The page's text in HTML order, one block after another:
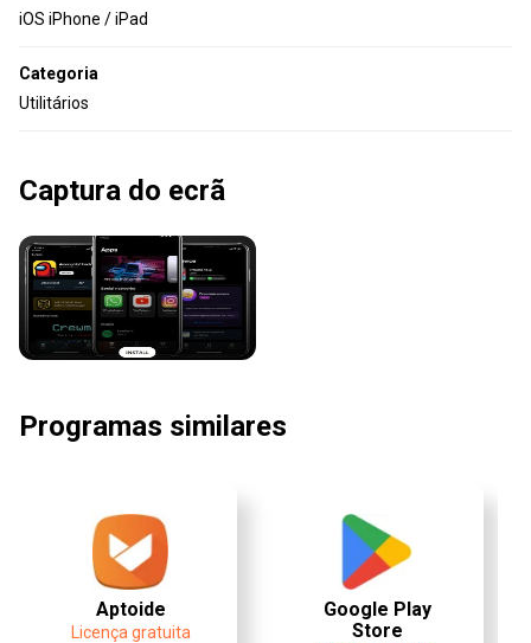
iOS iPhone / iPad
Categoria
Utilitários
Captura do ecrã
Programas similares
Aptoide
Licença gratuita
Google Play
Store